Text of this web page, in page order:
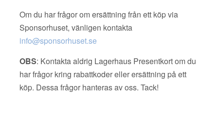
Om du har frågor om ersättning från ett köp via
Sponsorhuset, vänligen kontakta
info@sponsorhuset.se
OBS: Kontakta aldrig Lagerhaus Presentkort om du
har frågor kring rabattkoder eller ersättning på ett
köp. Dessa frågor hanteras av oss. Tack!